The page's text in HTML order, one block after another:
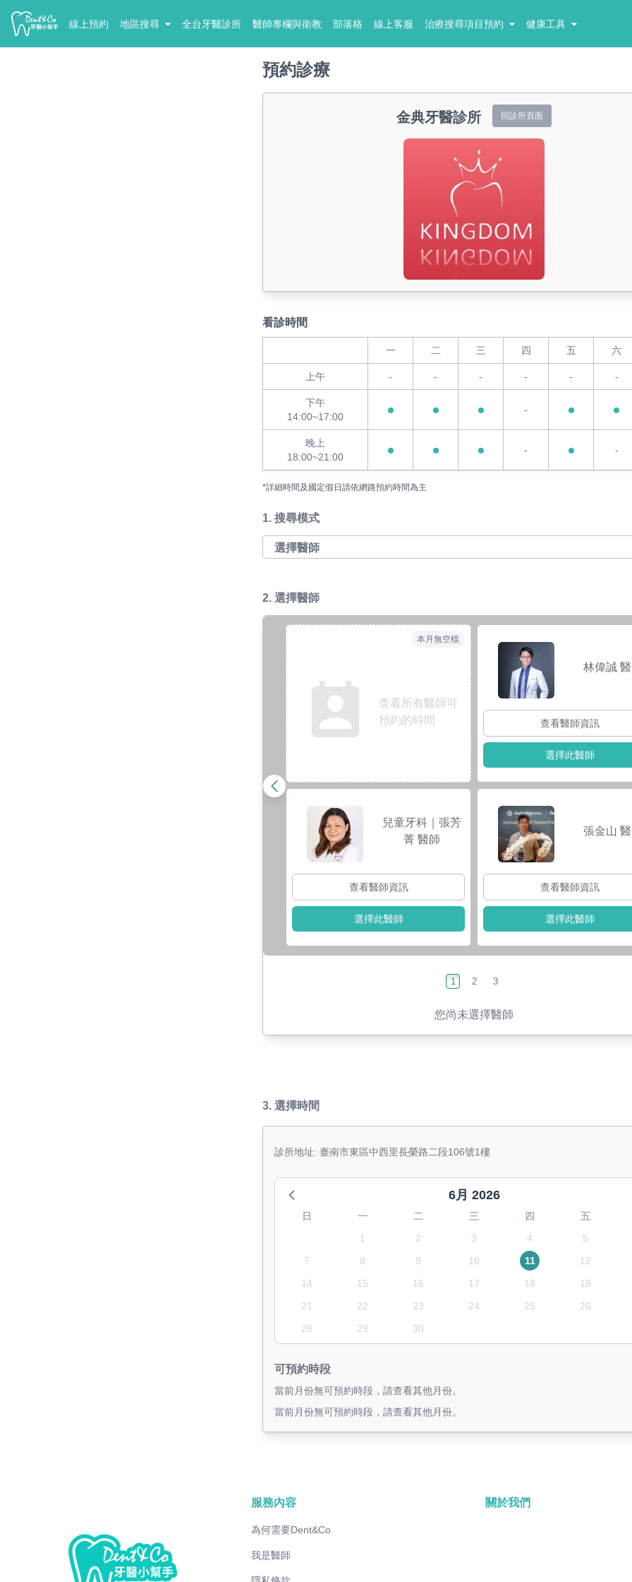
線上預約 地區搜尋 全台牙醫診所 醫師專欄與衛教 部落格 線上客服 治療搜尋項目預約 健康工具
預約診療
金典牙醫診所 回診所頁面
看診時間
一 二 三 四 五 六
上午 - - - - - -
下午
14:00~17:00
-
晚上
18:00~21:00
- -
*詳細時間及國定假日請依網路預約時間為主
1. 搜尋模式
2. 選擇醫師
本月無空檔
查看所有醫師可
預約的時間
兒童牙科｜張芳
菁 醫師
查看醫師資訊
選擇此醫師
林偉誠
查看醫師資訊
選擇此醫師
張金山
查看醫師資訊
選擇此醫師
1 2 3
您尚未選擇醫師
3. 選擇時間
診所地址: 臺南市東區中西里長榮路二段106號1樓
6月 2026
日 一 二 三 四 五
1
2 3 4 5
7
8 9 10 11 12
14
15 16 17 18 19
21
22 23 24 25 26
28
29 30
可預約時段
當前月份無可預約時段，請查看其他月份。
當前月份無可預約時段，請查看其他月份。
服務內容
為何需要Dent&Co
我是醫師
關於我們